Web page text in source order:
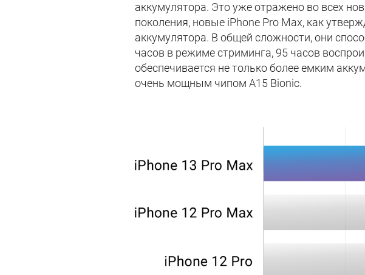
аккумулятора. Это уже отражено во всех
поколения, новые iPhone Pro Max, как
аккумулятора. В общей сложности, они
часов в режиме стриминга, 95 часов
обеспечивается не только более емким
очень мощным чипом A15 Bionic.